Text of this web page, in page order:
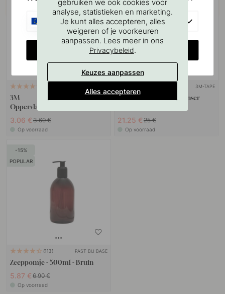
3M
Oppervlaktereinigingsdoekje
3.06 € 3.60 €
Op voorraad
3M-TAPE
Zeephouder/Zeepdispenser
21.25 € 25 €
Op voorraad
15
POPULAR
113 PAST BIJ BASE
Zeeppomje - 500ml - Bruin
5.87 € 6.90 €
Op voorraad
gebruiken we ook cookies voor
analyse, statistieken en marketing.
Je kunt alles accepteren, alles
weigeren of je voorkeuren
aanpassen. Lees meer in ons
Privacybeleid.
Keuzes aanpassen
Alles accepteren
CHANGE COUNTRY